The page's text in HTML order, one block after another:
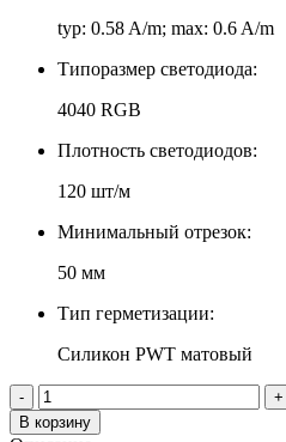
typ: 0.58 A/m; max: 0.6 A/m
Типоразмер светодиода:
4040 RGB
Плотность светодиодов:
120 шт/м
Минимальный отрезок:
50 мм
Тип герметизации:
Силикон PWT матовый
-
+
В корзину